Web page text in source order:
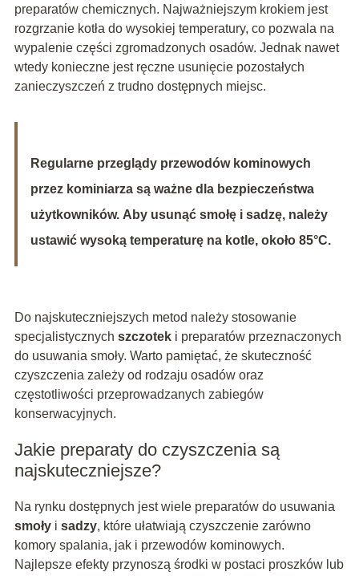
preparatów chemicznych. Najważniejszym krokiem jest
rozgrzanie kotła do wysokiej temperatury, co pozwala na
wypalenie części zgromadzonych osadów. Jednak nawet
wtedy konieczne jest ręczne usunięcie pozostałych
zanieczyszczeń z trudno dostępnych miejsc.
Regularne przeglądy przewodów kominowych
przez kominiarza są ważne dla bezpieczeństwa
użytkowników. Aby usunąć smołę i sadzę, należy
ustawić wysoką temperaturę na kotle, około 85°C.
Do najskuteczniejszych metod należy stosowanie
specjalistycznych szczoteki preparatów przeznaczonych
do usuwania smoły. Warto pamiętać, że skuteczność
czyszczenia zależy od rodzaju osadów oraz
częstotliwości przeprowadzanych zabiegów
konserwacyjnych.
Jakie preparaty do czyszczenia są
najskuteczniejsze?
Na rynku dostępnych jest wiele preparatów do usuwania
smołyi sadzy, które ułatwiają czyszczenie zarówno
komory spalania, jak i przewodów kominowych.
Najlepsze efekty przynoszą środki w postaci proszków lub